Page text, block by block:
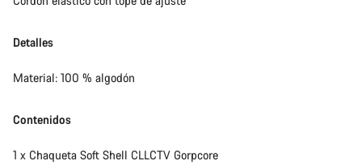
Detalles
Material: 100 % algodón
Contenidos
1 x Chaqueta Soft Shell CLLCTV Gorpcore